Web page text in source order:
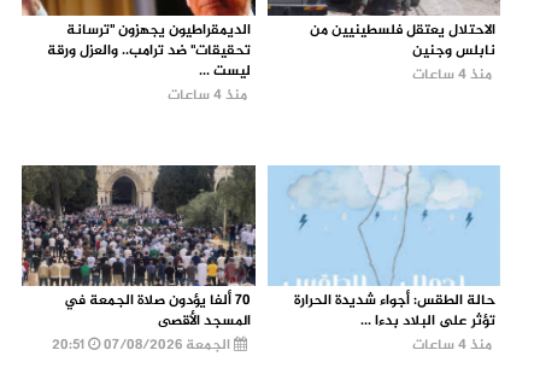
الاحتلال يعتقل فلسطينيين من
نابلس وجنين
منذ 4 ساعات
الديمقراطيون يجهزون "ترسانة
تحقيقات" ضد ترامب.. والعزل ورقة
ليست ...
منذ 4 ساعات
حالة الطقس: أجواء شديدة الحرارة
تؤثر على البلاد بدءا ...
منذ 4 ساعات
70 ألفا يؤدون صلاة الجمعة في
المسجد الأقصى
الجمعة 07/08/2026
20:51